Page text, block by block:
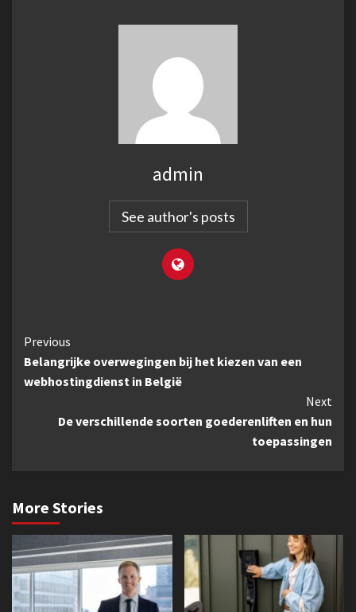
admin
See author's posts
Continue
Reading
Previous
Belangrijke overwegingen bij het kiezen van een
webhostingdienst in België
Next
De verschillende soorten goederenliften en hun
toepassingen
More Stories